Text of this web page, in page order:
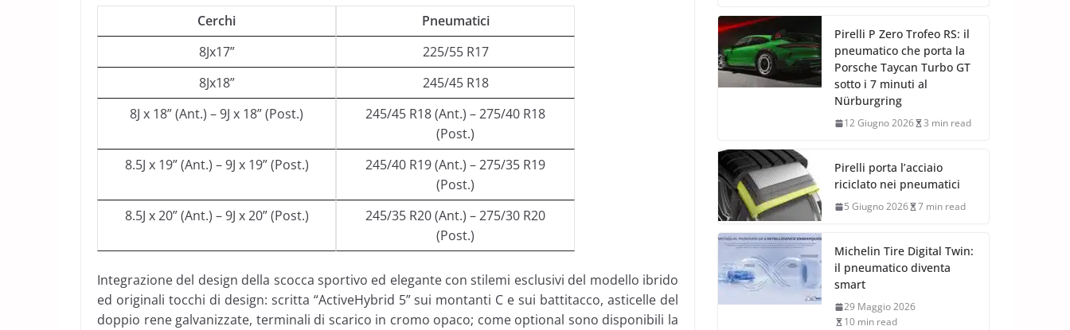
Cerchi
Pneumatici
8Jx17”
225/55 R17
8Jx18”
245/45 R18
8J x 18” (Ant.) – 9J x 18” (Post.)
245/45 R18 (Ant.) – 275/40 R18
(Post.)
8.5J x 19” (Ant.) – 9J x 19” (Post.)
245/40 R19 (Ant.) – 275/35 R19
(Post.)
8.5J x 20” (Ant.) – 9J x 20” (Post.)
245/35 R20 (Ant.) – 275/30 R20
(Post.)
Integrazione del design della scocca sportivo ed elegante con stilemi esclusivi del modello ibrido
ed originali tocchi di design: scritta “ActiveHybrid 5” sui montanti C e sui battitacco, asticelle del
doppio rene galvanizzate, terminali di scarico in cromo opaco; come optional sono disponibili la
Pirelli P Zero Trofeo RS: il
pneumatico che porta la
Porsche Taycan Turbo GT
sotto i 7 minuti al
Nürburgring
12 Giugno 2026 3 min read
Pirelli porta l’acciaio
riciclato nei pneumatici
5 Giugno 2026 7 min read
Michelin Tire Digital Twin:
il pneumatico diventa
smart
29 Maggio 2026
10 min read